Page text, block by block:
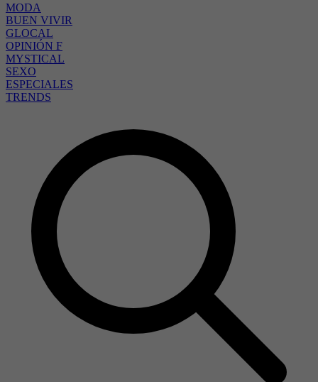
MODA
BUEN VIVIR
GLOCAL
OPINIÓN F
MYSTICAL
SEXO
ESPECIALES
TRENDS